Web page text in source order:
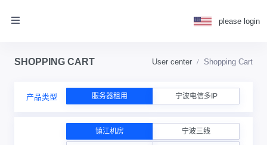
please login
SHOPPING CART User center Shopping Cart
产品类型 服务器租用 宁波电信多IP
镇江机房 宁波三线